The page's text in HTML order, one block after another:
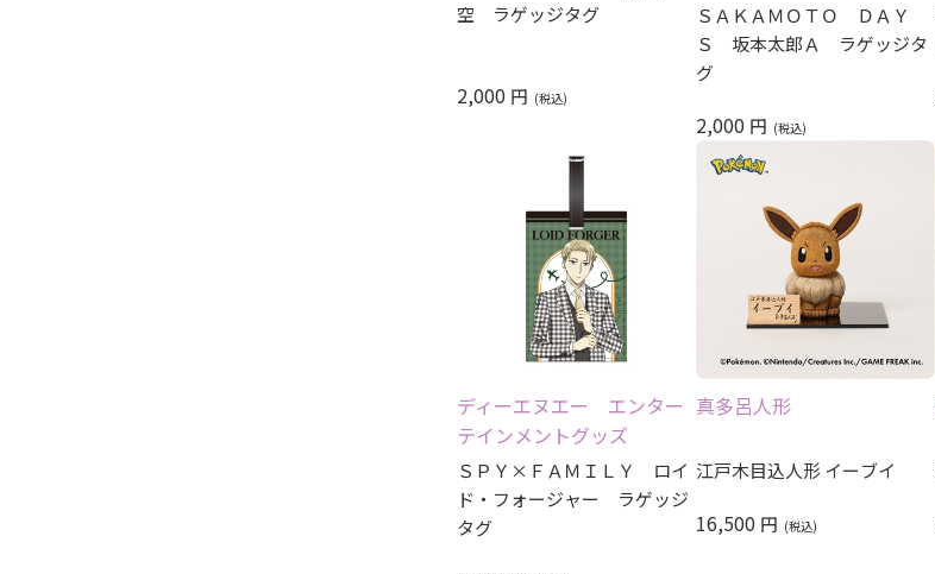
空 ラゲッジタグ
2,000 円
ＳＡＫＡＭＯＴＯ ＤＡＹ
Ｓ 坂本太郎Ａ ラゲッジタ
グ
2,000 円
ディーエヌエー エンター
テインメントグッズ
ＳＰＹ×ＦＡＭＩＬＹ ロイ
ド・フォージャー ラゲッジ
タグ
真多呂人形
江戸木目込人形 イーブイ
16,500 円